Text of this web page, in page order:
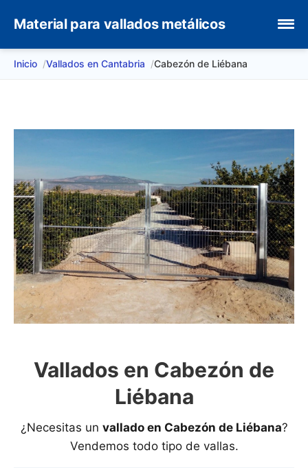
Material para vallados metálicos
Inicio Vallados en Cantabria Cabezón de Liébana
Vallados en Cabezón de
Liébana
¿Necesitas un vallado en Cabezón de Liébana?
Vendemos todo tipo de vallas.